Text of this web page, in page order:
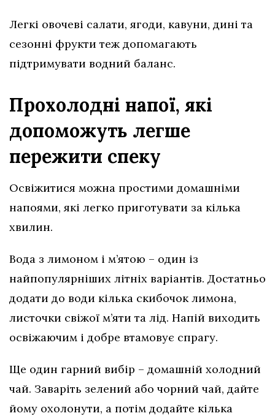
Легкі овочеві салати, ягоди, кавуни, дині та
сезонні фрукти теж допомагають
підтримувати водний баланс.
Прохолодні напої, які
допоможуть легше
пережити спеку
Освіжитися можна простими домашніми
напоями, які легко приготувати за кілька
хвилин.
Вода з лимоном і м’ятою – один із
найпопулярніших літніх варіантів. Достатньо
додати до води кілька скибочок лимона,
листочки свіжої м’яти та лід. Напій виходить
освіжаючим і добре втамовує спрагу.
Ще один гарний вибір – домашній холодний
чай. Заваріть зелений або чорний чай, дайте
йому охолонути, а потім додайте кілька